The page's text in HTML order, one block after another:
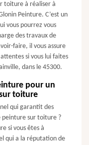
toiture à réaliser à
Peinture. C’est un
vous pourrez vous
des travaux de
faire, il vous assure
si vous lui faites
dans le 45300.
pour un
toiture
qui garantit des
peinture sur toiture ?
si vous êtes à
qui a la réputation de